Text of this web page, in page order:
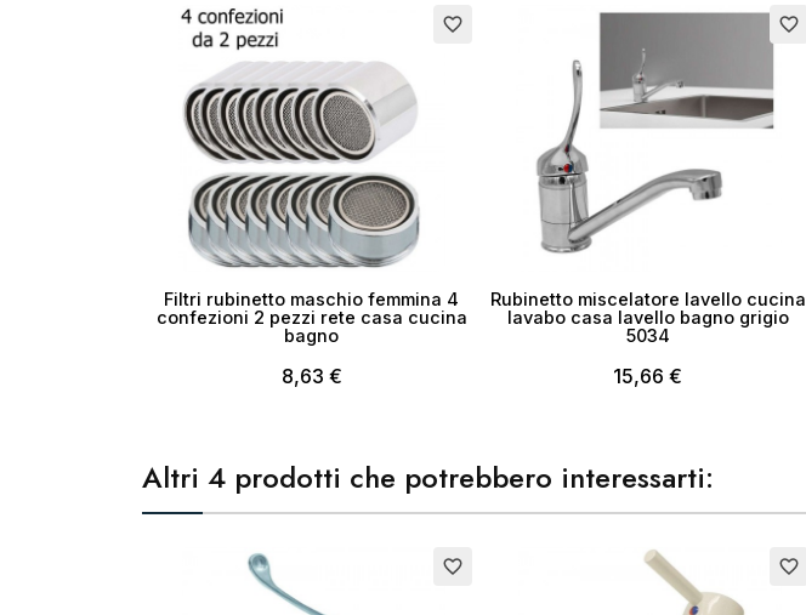
favorite_border
Filtri rubinetto maschio femmina 4
confezioni 2 pezzi rete casa cucina
bagno
8,63 €
favorite_border
Rubinetto miscelatore lavello cucina
lavabo casa lavello bagno grigio
5034
15,66 €
Altri 4 prodotti che potrebbero interessarti:
favorite_border favorite_border